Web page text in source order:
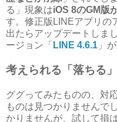
る」現象はiOS 8のGM版
す。修正版LINEアプリの
出たらアップデートしま
ージョン「 LINE 4.6.1 」
考えられる「落ちる
ググってみたものの、対
ものは見つかりませんで
かりませんが、試して損